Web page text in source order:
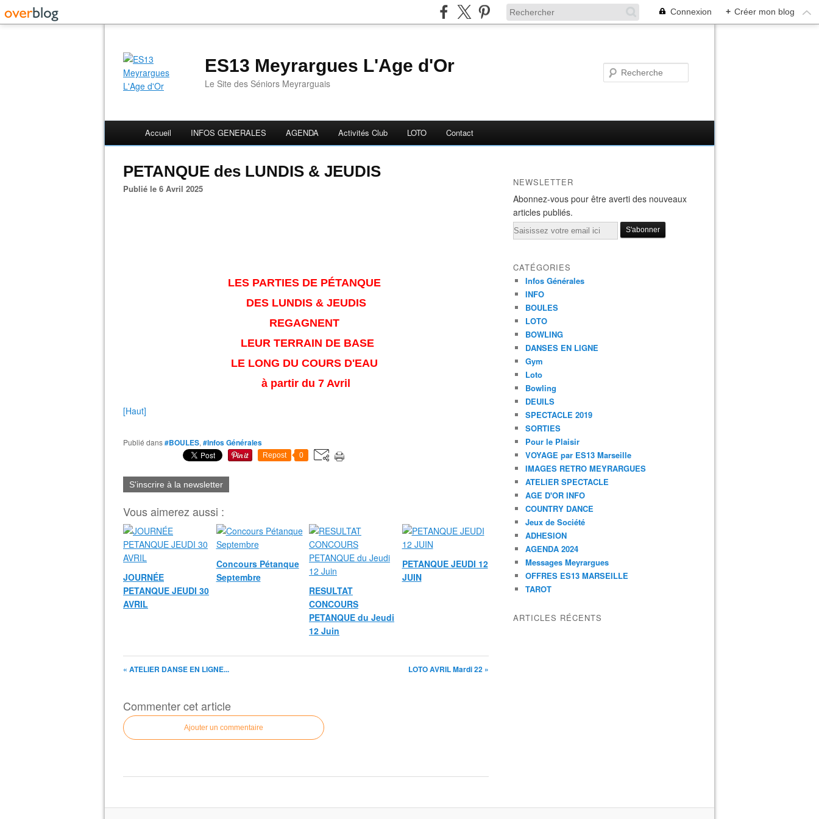
Connexion + Créer mon blog
ES13 Meyrargues L'Age d'Or
Le Site des Séniors Meyrarguais
Accueil INFOS GENERALES AGENDA Activités Club LOTO Contact
PETANQUE des LUNDIS & JEUDIS
Publié le 6 Avril 2025
LES PARTIES DE PÉTANQUE
DES LUNDIS & JEUDIS
REGAGNENT
LEUR TERRAIN DE BASE
LE LONG DU COURS D'EAU
à partir du 7 Avril
[Haut]
Publié dans#BOULES, #Infos Générales
Repost 0
S'inscrire à la newsletter
Vous aimerez aussi :
JOURNÉE
PETANQUE JEUDI 30
AVRIL
Concours Pétanque
Septembre
RESULTAT
CONCOURS
PETANQUE du Jeudi
12 Juin
PETANQUE JEUDI 12
JUIN
« ATELIER DANSE EN LIGNE... LOTO AVRIL Mardi 22 »
Commenter cet article
Ajouter un commentaire
NEWSLETTER
Abonnez-vous pour être averti des nouveaux
articles publiés.
Email
CATÉGORIES
Infos Générales
INFO
BOULES
LOTO
BOWLING
DANSES EN LIGNE
Gym
Loto
Bowling
DEUILS
SPECTACLE 2019
SORTIES
Pour le Plaisir
VOYAGE par ES13 Marseille
IMAGES RETRO MEYRARGUES
ATELIER SPECTACLE
AGE D'OR INFO
COUNTRY DANCE
Jeux de Société
ADHESION
AGENDA 2024
Messages Meyrargues
OFFRES ES13 MARSEILLE
TAROT
ARTICLES RÉCENTS